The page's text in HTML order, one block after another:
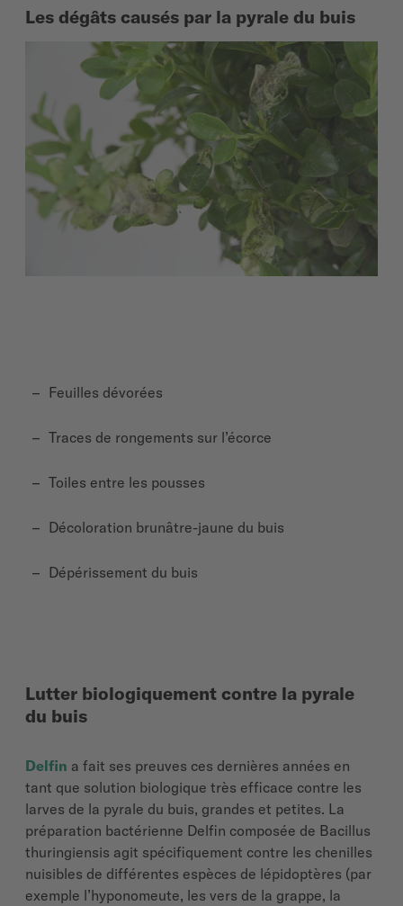
Les dégâts causés par la pyrale du buis
Feuilles dévorées
Traces de rongements sur l’écorce
Toiles entre les pousses
Décoloration brunâtre-jaune du buis
Dépérissement du buis
Lutter biologiquement contre la pyrale
du buis
Delfin a fait ses preuves ces dernières années en
tant que solution biologique très efficace contre les
larves de la pyrale du buis, grandes et petites. La
préparation bactérienne Delfin composée de Bacillus
thuringiensis agit spécifiquement contre les chenilles
nuisibles de différentes espèces de lépidoptères (par
exemple l’hyponomeute, les vers de la grappe, la